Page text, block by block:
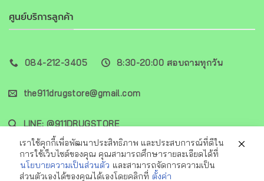
ศูนย์บริการลูกค้า
084-212-3405 8:30-20:00 สอบถามทุกวัน
the911drugstore@gmail.com
LINE: @911DRUGSTORE
เราใช้คุกกี้เพื่อพัฒนาประสิทธิภาพ และประสบการณ์ที่ดีใน
การใช้เว็บไซต์ของคุณ คุณสามารถศึกษารายละเอียดได้ที่
นโยบายความเป็นส่วนตัว และสามารถจัดการความเป็น
ส่วนตัวเองได้ของคุณได้เองโดยคลิกที่ ตั้งค่า